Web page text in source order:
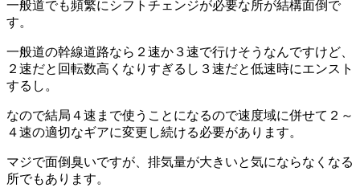
一般道でも頻繁にシフトチェンジが必要な所が結構面倒で
す。
一般道の幹線道路なら２速か３速で行けそうなんですけど、
２速だと回転数高くなりすぎるし３速だと低速時にエンスト
するし。
なので結局４速まで使うことになるので速度域に併せて２～
４速の適切なギアに変更し続ける必要があります。
マジで面倒臭いですが、排気量が大きいと気にならなくなる
所でもあります。